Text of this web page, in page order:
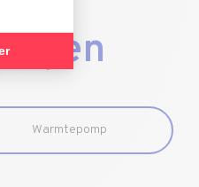
Warmtepomp